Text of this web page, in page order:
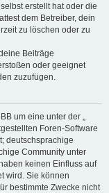
erstellt hat oder die
dem Betreiber, dein
zu löschen oder zu
Beiträge
oder geeignet
zuzufügen.
um eine unter der „
Foren-Software
deutschsprachige
Community unter
keinen Einfluss auf
wird. Sie können
bestimmte Zwecke nicht